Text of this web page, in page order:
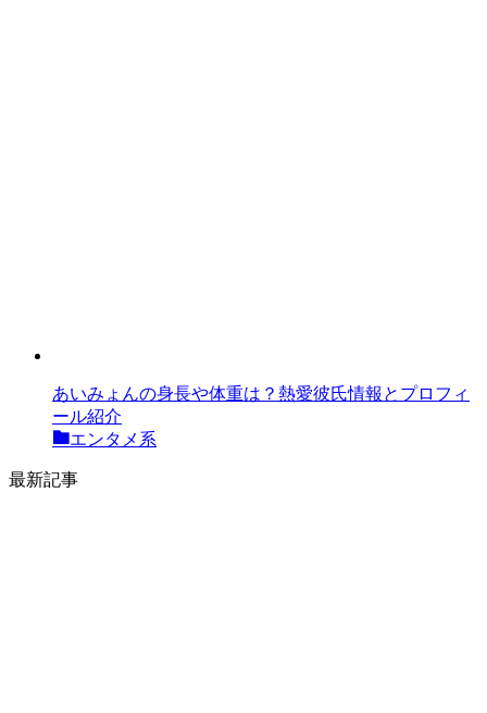
あいみょんの身長や体重は？熱愛彼氏情報とプロフィ
ール紹介
エンタメ系
最新記事